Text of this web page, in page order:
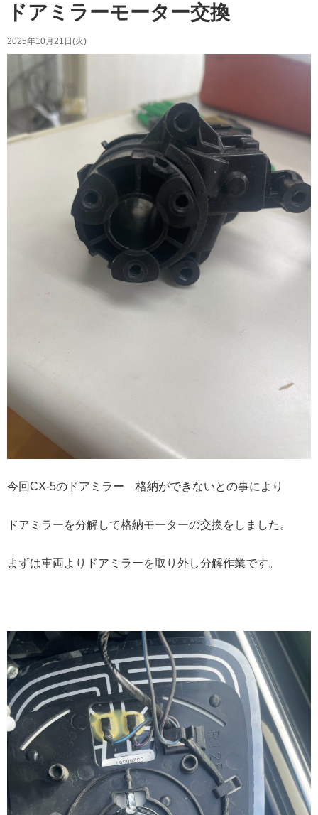
k
シ
る
ドアミラーモーター交換
2025年10月21日(火)
今回CX-5のドアミラー 格納ができないとの事により
ドアミラーを分解して格納モーターの交換をしました。
まずは車両よりドアミラーを取り外し分解作業です。